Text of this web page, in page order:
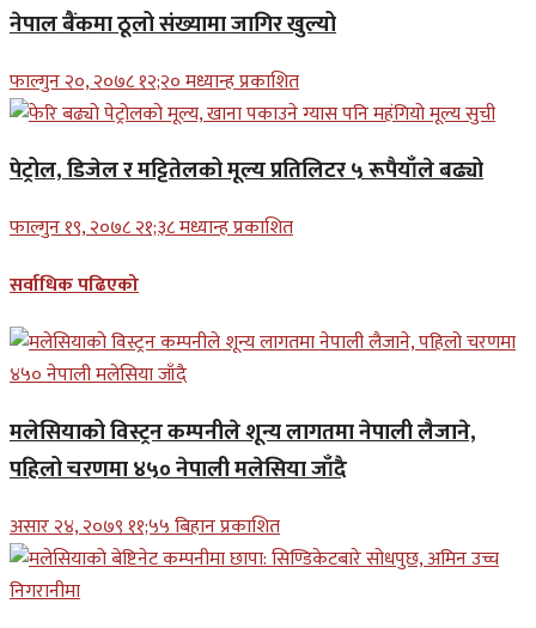
नेपाल बैंकमा ठूलो संख्यामा जागिर खुल्यो
फाल्गुन २०, २०७८ १२;२० मध्यान्ह प्रकाशित
पेट्रोल, डिजेल र मट्टितेलको मूल्य प्रतिलिटर ५ रूपैयाँले बढ्यो
फाल्गुन १९, २०७८ २१;३८ मध्यान्ह प्रकाशित
सर्वाधिक पढिएको
मलेसियाको विस्ट्रन कम्पनीले शून्य लागतमा नेपाली लैजाने,
पहिलो चरणमा ४५० नेपाली मलेसिया जाँदै
असार २४, २०७९ ११;५५ बिहान प्रकाशित